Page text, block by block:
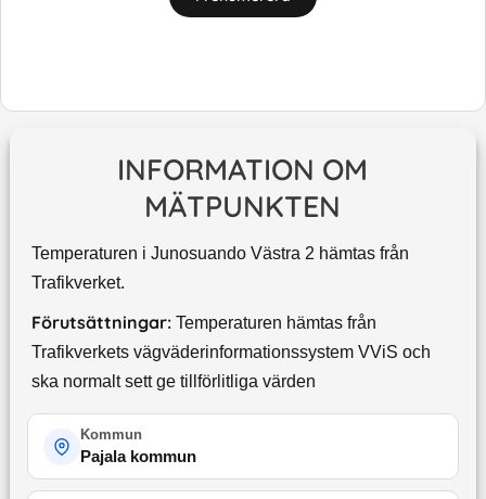
INFORMATION OM
MÄTPUNKTEN
Temperaturen i Junosuando Västra 2 hämtas från
Trafikverket.
Förutsättningar: Temperaturen hämtas från
Trafikverkets vägväderinformationssystem VViS och
ska normalt sett ge tillförlitliga värden
Kommun
Pajala kommun